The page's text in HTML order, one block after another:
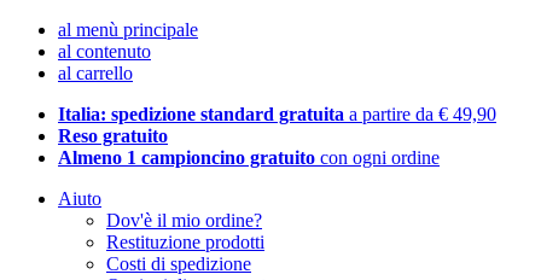
al menù principale
al contenuto
al carrello
Italia: spedizione standard gratuita a partire da € 49,90
Reso gratuito
Almeno 1 campioncino gratuito con ogni ordine
Aiuto
Dov'è il mio ordine?
Restituzione prodotti
Costi di spedizione